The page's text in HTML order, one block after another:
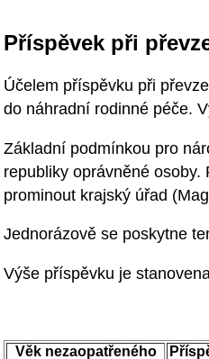
Příspěvek při
Účelem příspěvku při
do náhradní rodinné péče.
Základní podmínkou pro
republiky oprávněné
prominout krajský úřad
Jednorázově se poskytne
Výše příspěvku je
Věk nezaopatřeného